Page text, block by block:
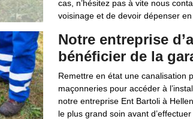
cas, n’hésitez pas à vite nous
voisinage et de devoir dépenser
Notre entreprise
bénéficier de la
Remettre en état une canalisation
maçonneries pour accéder à
notre entreprise Ent Bartoli à
le plus grand soin avant